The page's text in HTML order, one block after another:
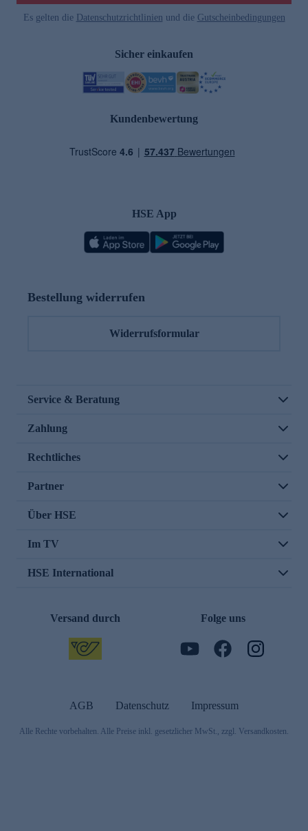
Es gelten die Datenschutzrichtlinien und die Gutscheinbedingungen
Sicher einkaufen
Kundenbewertung
HSE App
Bestellung widerrufen
Widerrufsformular
Service & Beratung
Zahlung
Rechtliches
Partner
Über HSE
Im TV
HSE International
Versand durch Folge uns
AGB Datenschutz Impressum
Alle Rechte vorbehalten. Alle Preise inkl. gesetzlicher MwSt., zzgl. Versandkosten.